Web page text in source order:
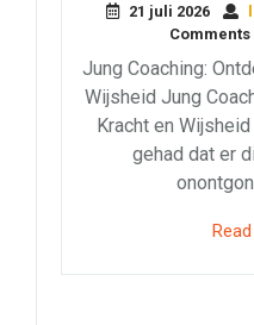
21 juli 2026
Comments
Jung Coaching:
Wijsheid Jung
Kracht en
gehad dat er